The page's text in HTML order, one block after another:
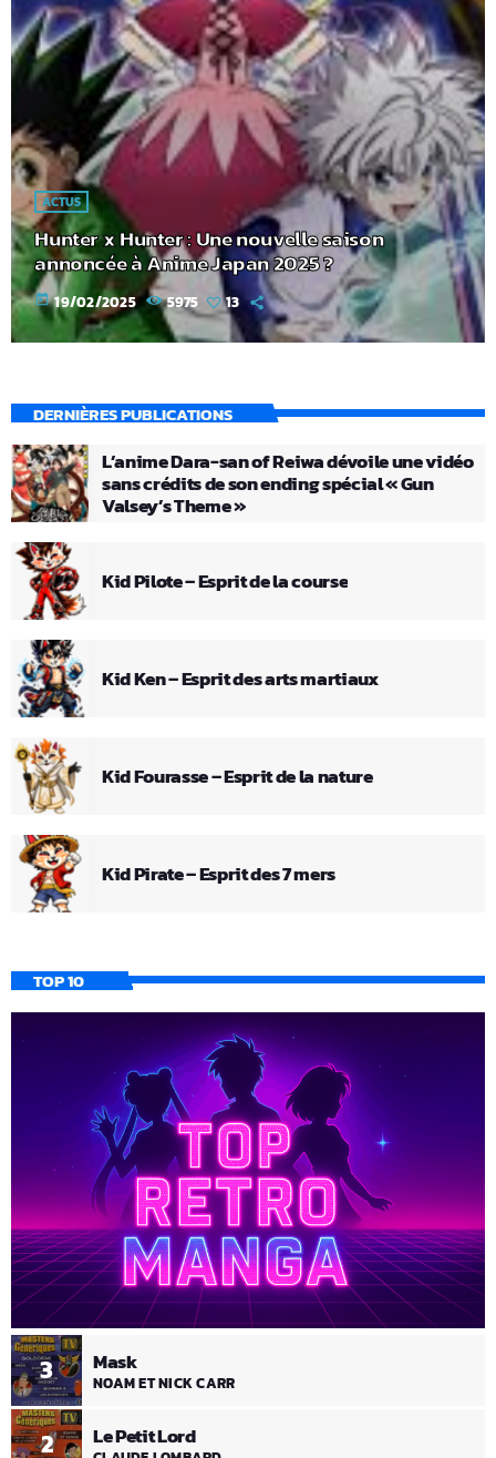
ACTUS
Hunter x Hunter : Une nouvelle saison
annoncée à Anime Japan 2025 ?
today 19/02/2025 5975 13
DERNIÈRES PUBLICATIONS
L’anime Dara-san of Reiwa dévoile une vidéo
sans crédits de son ending spécial « Gun
Valsey’s Theme »
Kid Pilote – Esprit de la course
Kid Ken – Esprit des arts martiaux
Kid Fourasse – Esprit de la nature
Kid Pirate – Esprit des 7 mers
TOP 10
2 Le Petit Lord
3 Mask
NOAM ET NICK CARR